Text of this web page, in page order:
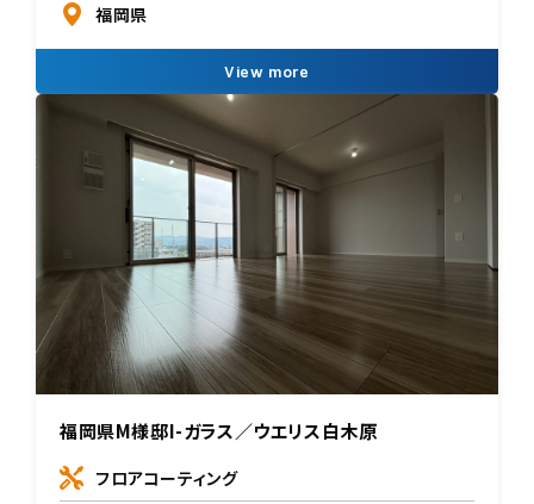
福岡県
View more
福岡県M様邸I-ガラス／ウエリス白木原
フロアコーティング